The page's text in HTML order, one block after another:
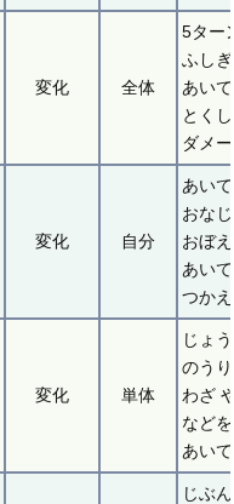
変化 全体
5ター
ふし
あい
とく
ダメ
変化 自分
あい
おな
おぼ
あい
つか
変化 単体
じょ
のう
わざ
など
あい
じぶ